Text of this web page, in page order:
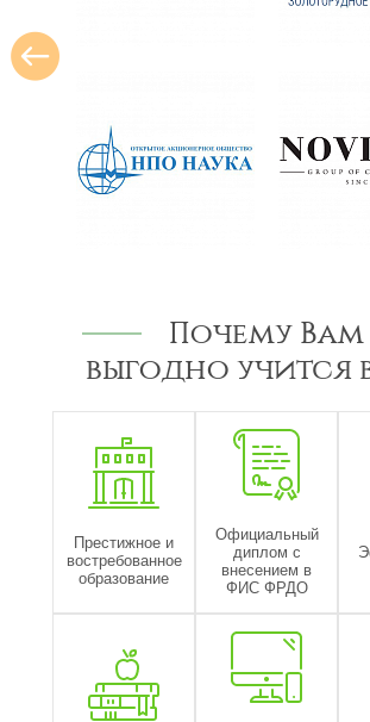
Почему Вам
выгодно учится
Престижное и
востребованное
образование
Официальный
диплом с
внесением в
ФИС ФРДО